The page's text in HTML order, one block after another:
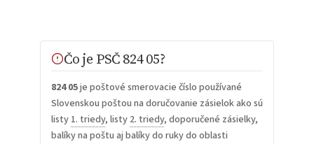
Čo je PSČ 824 05?
824 05je poštové smerovacie číslo používané
Slovenskou poštou na doručovanie zásielok ako sú
listy 1. triedy, listy 2. triedy, doporučené zásielky,
balíky na poštu aj balíky do ruky do oblasti